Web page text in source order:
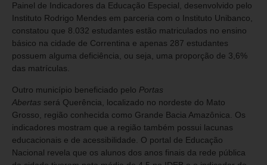
Painel de Indicadores da Educação Especial, desenvolvido pelo
Instituto Rodrigo Mendes em parceria com o Instituto Unibanco,
constatou que 8.032 estudantes estão matriculados no ensino
básico na cidade de Correntina e apenas 287 estudantes
possuem alguma deficiência, ou seja, uma proporção de 3,6%
das matrículas.
Outro município beneficiado pelo Portas
Abertas será Querência, localizado no nordeste do Mato
Grosso, região conhecida como Grande Bacia Amazônica. Os
indicadores mostram que a região também possui lacunas
educacionais e de acessibilidade. O portal de Educação
Nacional revela que os alunos dos anos finais da rede pública